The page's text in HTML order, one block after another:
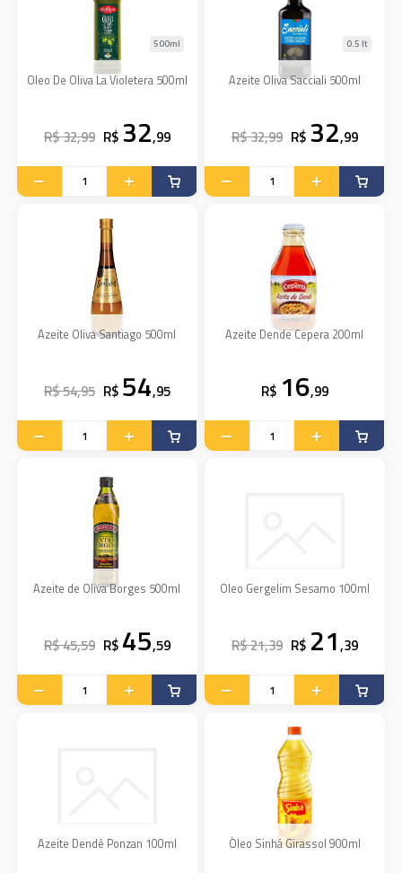
Oleo De Oliva La Violetera 500ml
500ml
R$ 32,99 R$ 32,99
Azeite Oliva Sacciali 500ml
0.5 lt
R$ 32,99 R$ 32,99
Azeite Oliva Santiago 500ml
R$ 54,95 R$ 54,95
Azeite Dende Cepera 200ml
R$ 16,99
Azeite de Oliva Borges 500ml
R$ 45,59 R$ 45,59
Oleo Gergelim Sesamo 100ml
R$ 21,39 R$ 21,39
Azeite Dendê Ponzan 100ml Óleo Sinhá Girassol 900ml